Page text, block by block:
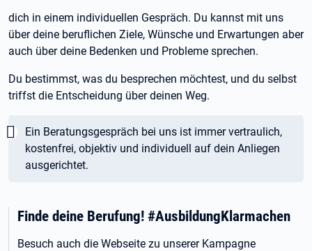
dich in einem individuellen Gespräch. Du kannst mit uns
über deine beruflichen Ziele, Wünsche und Erwartungen aber
auch über deine Bedenken und Probleme sprechen.
Du bestimmst, was du besprechen möchtest, und du selbst
triffst die Entscheidung über deinen Weg.
Wichtig:
Ein Beratungsgespräch bei uns ist immer vertraulich,
kostenfrei, objektiv und individuell auf dein Anliegen
ausgerichtet.
Finde deine Berufung! #AusbildungKlarmachen
Besuch auch die Webseite zu unserer Kampagne